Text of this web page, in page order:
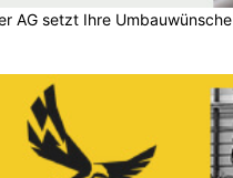
AG setzt Ihre Umbauwünsche